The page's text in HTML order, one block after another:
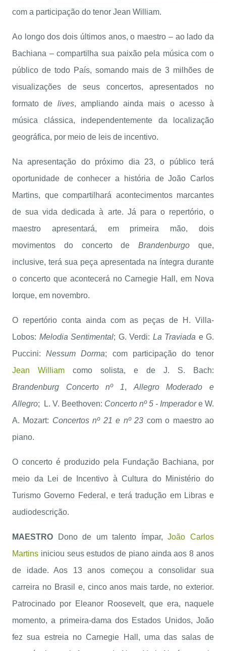
com a participação do tenor Jean William.
Ao longo dos dois últimos anos, o maestro – ao lado da
Bachiana – compartilha sua paixão pela música com o
público de todo País, somando mais de 3 milhões de
visualizações de seus concertos, apresentados no
formato de lives, ampliando ainda mais o acesso à
música clássica, independentemente da localização
geográfica, por meio de leis de incentivo.
Na apresentação do próximo dia 23, o público terá
oportunidade de conhecer a história de João Carlos
Martins, que compartilhará acontecimentos marcantes
de sua vida dedicada à arte. Já para o repertório, o
maestro apresentará, em primeira mão, dois
movimentos do concerto deBrandenburgo que,
inclusive, terá sua peça apresentada na íntegra durante
o concerto que acontecerá no Carnegie Hall, em Nova
Iorque, em novembro.
O repertório conta ainda com as peças de H. Villa-
Lobos: Melodia Sentimental; G. Verdi: La Traviada e G.
Puccini:Nessum Dorma; com participação do tenor
Jean William como solista, e de J. S. Bach:
Brandenburg Concerto nº 1, Allegro Moderado e
Allegro; L. V. Beethoven: Concerto nº 5 - Imperadore W.
A. Mozart: Concertos nº 21 e nº 23 com o maestro ao
piano.
O concerto é produzido pela Fundação Bachiana, por
meio da Lei de Incentivo à Cultura do Ministério do
Turismo Governo Federal, e terá tradução em Libras e
audiodescrição.
MAESTRO Dono de um talento ímpar,João Carlos
Martins iniciou seus estudos de piano ainda aos 8 anos
de idade. Aos 13 anos começou a consolidar sua
carreira no Brasil e, cinco anos mais tarde, no exterior.
Patrocinado por Eleanor Roosevelt, que era, naquele
momento, a primeira-dama dos Estados Unidos, João
fez sua estreia no Carnegie Hall, uma das salas de